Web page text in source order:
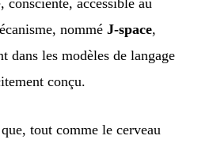
consciente, accessible au
nommé J-space,
dans les modèles de langage
conçu.
tout comme le cerveau